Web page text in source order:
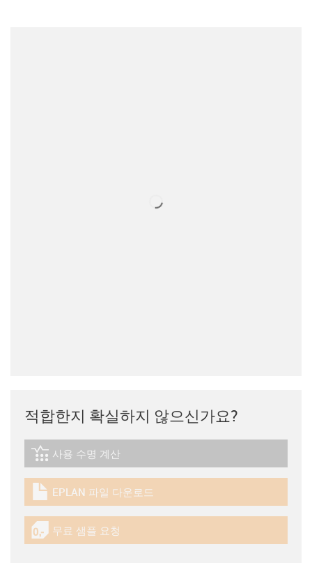
적합한지 확실하지 않으신가요?
igus-icon-lebensdauerrechner
사용 수명 계산
igus-icon-download-plan
EPLAN 파일 다운로드
igus-icon-gratismuster
무료 샘플 요청